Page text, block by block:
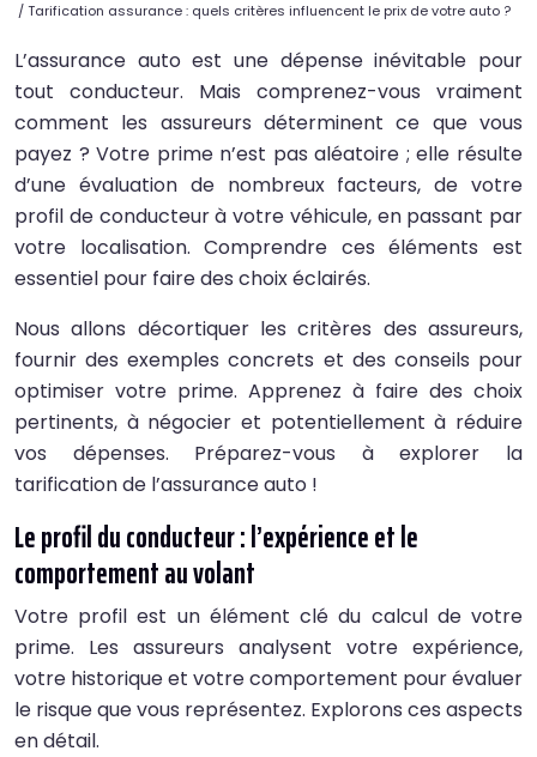
/ Tarification assurance : quels critères influencent le prix de votre auto ?
L’assurance auto est une dépense inévitable pour
tout conducteur. Mais comprenez-vous vraiment
comment les assureurs déterminent ce que vous
payez ? Votre prime n’est pas aléatoire ; elle résulte
d’une évaluation de nombreux facteurs, de votre
profil de conducteur à votre véhicule, en passant par
votre localisation. Comprendre ces éléments est
essentiel pour faire des choix éclairés.
Nous allons décortiquer les critères des assureurs,
fournir des exemples concrets et des conseils pour
optimiser votre prime. Apprenez à faire des choix
pertinents, à négocier et potentiellement à réduire
vos dépenses. Préparez-vous à explorer la
tarification de l’assurance auto !
Le profil du conducteur : l’expérience et le
comportement au volant
Votre profil est un élément clé du calcul de votre
prime. Les assureurs analysent votre expérience,
votre historique et votre comportement pour évaluer
le risque que vous représentez. Explorons ces aspects
en détail.